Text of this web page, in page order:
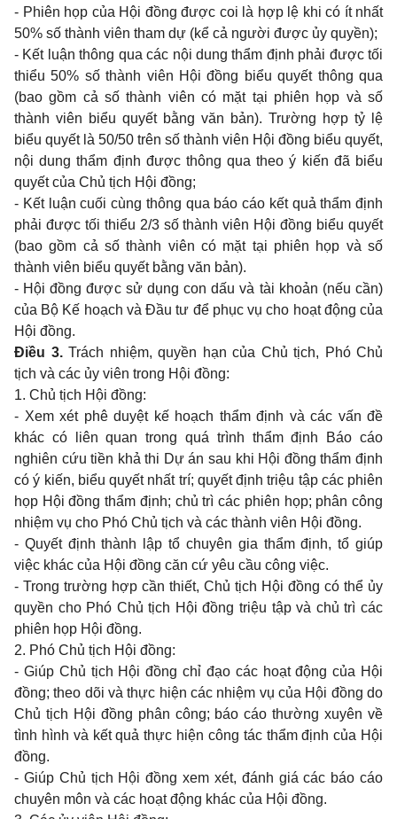
- Phiên họp của Hội đồng được coi là hợp lệ khi có ít nhất
50% số thành viên tham dự (kể cả người được ủy quyền);
- Kết luận thông qua các nội dung thẩm định phải được tối
thiểu 50% số thành viên Hội đồng biểu quyết thông qua
(bao gồm cả số thành viên có mặt tại phiên họp và số
thành viên biểu quyết bằng văn bản). Trường hợp tỷ lệ
biểu quyết là 50/50 trên số thành viên Hội đồng biểu quyết,
nội dung thẩm định được thông qua theo ý kiến đã biểu
quyết của Chủ tịch Hội đồng;
- Kết luận cuối cùng thông qua báo cáo kết quả thẩm định
phải được tối thiểu 2/3 số thành viên Hội đồng biểu quyết
(bao gồm cả số thành viên có mặt tại phiên họp và số
thành viên biểu quyết bằng văn bản).
- Hội đồng được sử dụng con dấu và tài khoản (nếu cần)
của Bộ Kế hoạch và Đầu tư để phục vụ cho hoạt động của
Hội đồng.
Điều 3.Trách nhiệm, quyền hạn của Chủ tịch, Phó Chủ
tịch và các ủy viên trong Hội đồng:
1. Chủ tịch Hội đồng:
- Xem xét phê duyệt kế hoạch thẩm định và các vấn đề
khác có liên quan trong quá trình thẩm định Báo cáo
nghiên cứu tiền khả thi Dự án sau khi Hội đồng thẩm định
có ý kiến, biểu quyết nhất trí; quyết định triệu tập các phiên
họp Hội đồng thẩm định; chủ trì các phiên họp; phân công
nhiệm vụ cho Phó Chủ tịch và các thành viên Hội đồng.
- Quyết định thành lập tổ chuyên gia thẩm định, tổ giúp
việc khác của Hội đồng căn cứ yêu cầu công việc.
- Trong trường hợp cần thiết, Chủ tịch Hội đồng có thể ủy
quyền cho Phó Chủ tịch Hội đồng triệu tập và chủ trì các
phiên họp Hội đồng.
2. Phó Chủ tịch Hội đồng:
- Giúp Chủ tịch Hội đồng chỉ đạo các hoạt động của Hội
đồng; theo dõi và thực hiện các nhiệm vụ của Hội đồng do
Chủ tịch Hội đồng phân công; báo cáo thường xuyên về
tình hình và kết quả thực hiện công tác thẩm định của Hội
đồng.
- Giúp Chủ tịch Hội đồng xem xét, đánh giá các báo cáo
chuyên môn và các hoạt động khác của Hội đồng.